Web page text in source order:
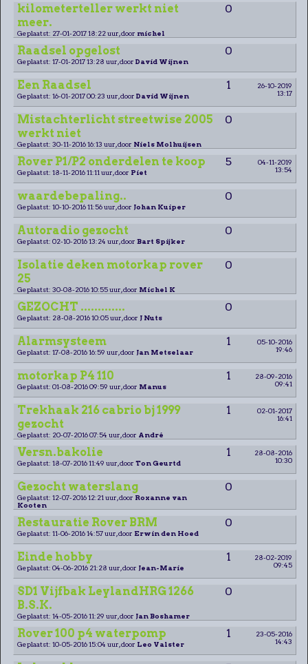
kilometerteller werkt niet
meer.
0
Geplaatst: 27-01-2017 18:22 uur, door michel
Raadsel opgelost 0
Geplaatst: 17-01-2017 13:28 uur, door David Wijnen
Een Raadsel 1
26-10-2019
13:17
Geplaatst: 16-01-2017 00:23 uur, door David Wijnen
Mistachterlicht streetwise 2005
werkt niet
0
Geplaatst: 30-11-2016 16:13 uur, door Niels Molhuijsen
Rover P1/P2 onderdelen te koop 5
04-11-2019
13:54
Geplaatst: 18-11-2016 11:11 uur, door Piet
waardebepaling.. 0
Geplaatst: 10-10-2016 11:56 uur, door Johan Kuiper
Autoradio gezocht 0
Geplaatst: 02-10-2016 13:24 uur, door Bart Spijker
Isolatie deken motorkap rover
25
0
Geplaatst: 30-08-2016 10:55 uur, door Michel K
GEZOCHT ............. 0
Geplaatst: 28-08-2016 10:05 uur, door J Nuts
Alarmsysteem 1
05-10-2016
19:46
Geplaatst: 17-08-2016 16:59 uur, door Jan Metselaar
motorkap P4 110 1
28-09-2016
09:41
Geplaatst: 01-08-2016 09:59 uur, door Manus
Trekhaak 216 cabrio bj 1999
gezocht
1
02-01-2017
16:41
Geplaatst: 20-07-2016 07:54 uur, door André
Versn.bakolie 1
28-08-2016
10:30
Geplaatst: 18-07-2016 11:49 uur, door Ton Geurtd
Gezocht waterslang 0
Geplaatst: 12-07-2016 12:21 uur, door Roxanne van
Kooten
Restauratie Rover BRM 0
Geplaatst: 11-06-2016 14:57 uur, door Erwin den Hoed
Einde hobby 1
28-02-2019
09:45
Geplaatst: 04-06-2016 21:28 uur, door Jean-Marie
SD1 Vijfbak LeylandHRG 1266
B.S.K.
0
Geplaatst: 14-05-2016 11:29 uur, door Jan Boshamer
Rover 100 p4 waterpomp 1
23-05-2016
14:43
Geplaatst: 10-05-2016 15:04 uur, door Leo Valster